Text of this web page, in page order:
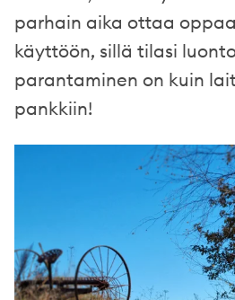
parhain aika ottaa
käyttöön, sillä tilasi
parantaminen on kuin
pankkiin!